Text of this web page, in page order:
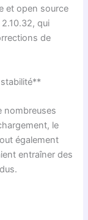
et open source
qui
de
nombreuses
le
également
entraîner des